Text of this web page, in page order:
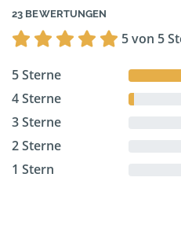
23 BEWERTUNGEN
5 von 5
5 Sterne
4 Sterne
3 Sterne
2 Sterne
1 Stern